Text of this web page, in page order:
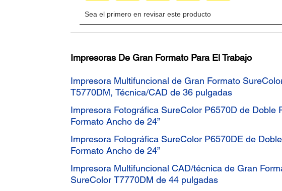
Impresoras De Gran Formato Para El Trabajo
Impresora Multifuncional de Gran Formato
T5770DM, Técnica/CAD de 36 pulgadas
Impresora Fotográfica SureColor P6570D de Doble
Formato Ancho de 24”
Impresora Fotográfica SureColor P6570DE de
Formato Ancho de 24”
Impresora Multifuncional CAD/técnica de Gran
SureColor T7770DM de 44 pulgadas